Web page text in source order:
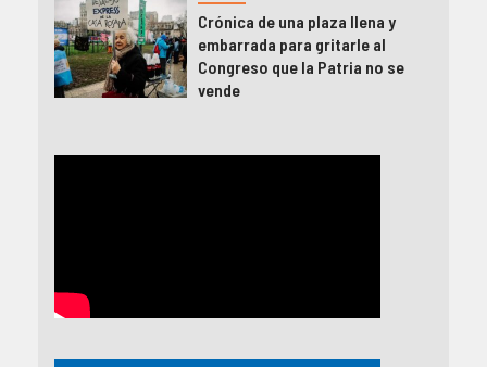
Crónica de una plaza llena y
embarrada para gritarle al
Congreso que la Patria no se
vende